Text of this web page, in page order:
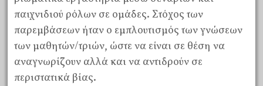
παιχνιδιού ρόλων σε ομάδες. Στόχος των
παρεμβάσεων ήταν ο εμπλουτισμός των γνώσεων
των μαθητών/τριών, ώστε να είναι σε θέση να
αναγνωρίζουν αλλά και να αντιδρούν σε
περιστατικά βίας.